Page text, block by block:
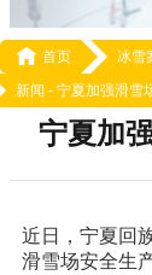
 首页
冰雪
新闻 - 宁夏加强滑雪
宁夏加
近日，宁夏回
滑雪场安全生